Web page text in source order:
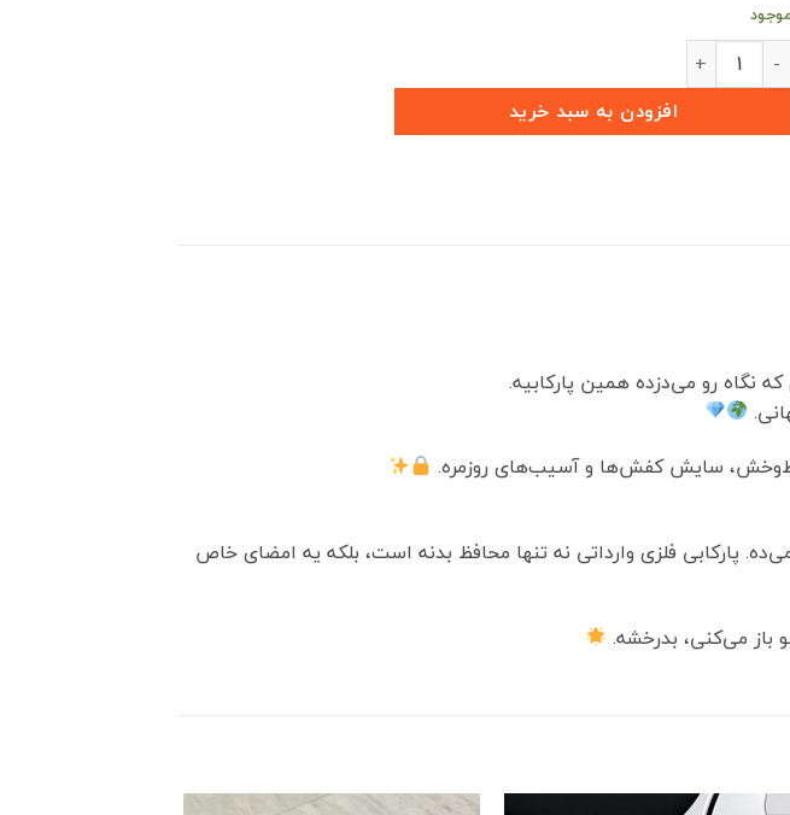
پارکابی فلزی جدید وارداتی چانگان CS55 پلاس عدد
افزودن به سبد خرید
نگاه رو می‌دزده همین پارکابیه.
خط‌وخش، سایش کفش‌ها و آسیب‌های روزمره.
فلزی وارداتی نه تنها محافظ بدنه است، بلکه یه امضای خاص
باز می‌کنی، بدرخشه.